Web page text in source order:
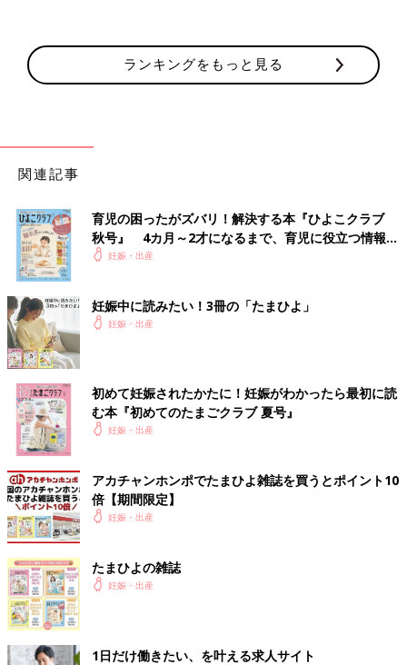
ランキングをもっと見る
関連記事
育児の困ったがズバリ！解決する本『ひよこクラブ
秋号』 4カ月～2才になるまで、育児に役立つ情報が
いっぱい！
妊娠・出産
妊娠中に読みたい！3冊の「たまひよ」
妊娠・出産
初めて妊娠されたかたに！妊娠がわかったら最初に読
む本『初めてのたまごクラブ 夏号』
妊娠・出産
アカチャンホンポでたまひよ雑誌を買うとポイント10
倍【期間限定】
妊娠・出産
たまひよの雑誌
妊娠・出産
1日だけ働きたい、を叶える求人サイト